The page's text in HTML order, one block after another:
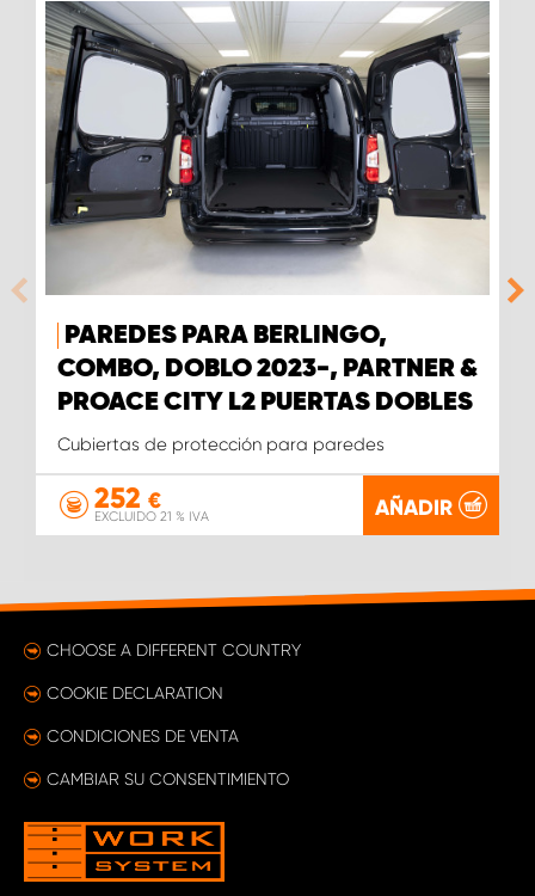
PAREDES PARA BERLINGO,
COMBO, DOBLO 2023-, PARTNER &
PROACE CITY L2 PUERTAS DOBLES
Cubiertas de protección para paredes
252 €
EXCLUIDO 21 % IVA AÑADIR
CHOOSE A DIFFERENT COUNTRY
COOKIE DECLARATION
CONDICIONES DE VENTA
CAMBIAR SU CONSENTIMIENTO